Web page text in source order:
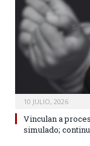
10 JULIO, 2026
Vinculan a
simulado;